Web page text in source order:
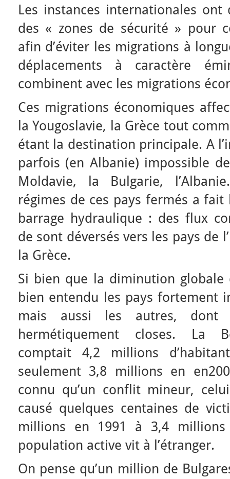
Les instances internationales
des « zones de sécurité » pour
afin d’éviter les migrations à
déplacements à caractère
combinent avec les migrations
Ces migrations économiques
la Yougoslavie, la Grèce tout
étant la destination principale. A
parfois (en Albanie) impossible
Moldavie, la Bulgarie,
régimes de ces pays fermés a fait
barrage hydraulique : des flux
de sont déversés vers les pays de
la Grèce.
Si bien que la diminution
bien entendu les pays fortement
mais aussi les autres, dont
hermétiquement closes. La
comptait 4,2 millions
seulement 3,8 millions en
connu qu’un conflit mineur,
causé quelques centaines de
millions en 1991 à 3,4
population active vit à l’étranger.
On pense qu’un million de